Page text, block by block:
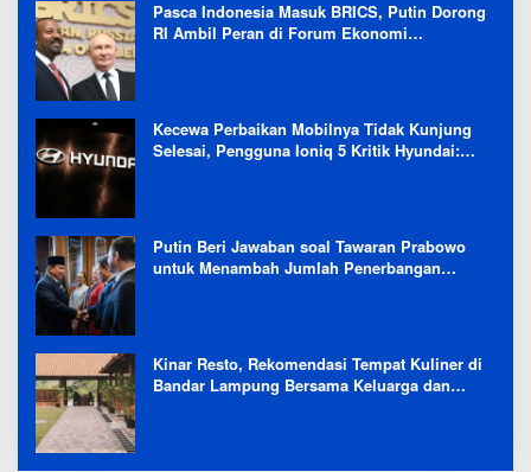
Pasca Indonesia Masuk BRICS, Putin Dorong
RI Ambil Peran di Forum Ekonomi
Kecewa Perbaikan Mobilnya Tidak Kunjung
Selesai, Pengguna Ioniq 5 Kritik Hyundai:
Putin Beri Jawaban soal Tawaran Prabowo
untuk Menambah Jumlah Penerbangan
Kinar Resto, Rekomendasi Tempat Kuliner di
Bandar Lampung Bersama Keluarga dan